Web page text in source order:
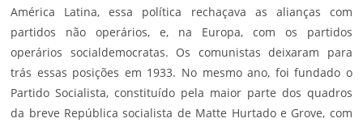
América Latina, essa política rechaçava as alianças com
partidos não operários, e, na Europa, com os partidos
operários socialdemocratas. Os comunistas deixaram para
trás essas posições em 1933. No mesmo ano, foi fundado o
Partido Socialista, constituído pela maior parte dos quadros
da breve República socialista de Matte Hurtado e Grove, com